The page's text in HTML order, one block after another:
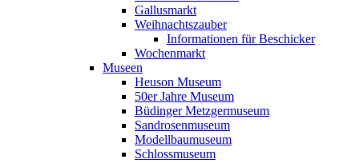
Gallusmarkt
Weihnachtszauber
Informationen für Beschicker
Wochenmarkt
Museen
Heuson Museum
50er Jahre Museum
Büdinger Metzgermuseum
Sandrosenmuseum
Modellbaumuseum
Schlossmuseum